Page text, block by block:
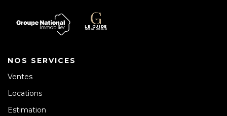
NOS SERVICES
Ventes
Locations
Estimation